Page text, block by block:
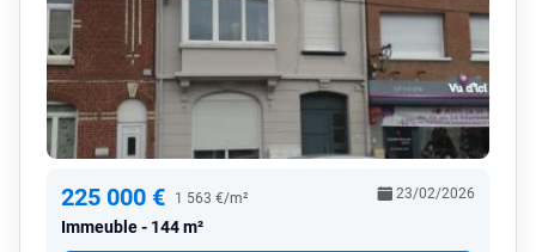
225 000 € 1 563 €/m²
Immeuble 144 m²
23/02/2026